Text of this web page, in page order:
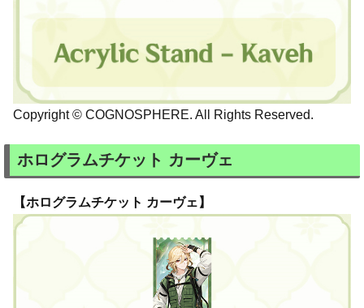
Copyright © COGNOSPHERE. All Rights Reserved.
ホログラムチケット カーヴェ
【ホログラムチケット カーヴェ】